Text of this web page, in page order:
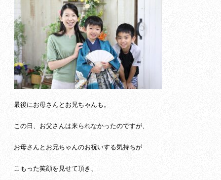
最後にお母さんとお兄ちゃんも。
この日、お父さんは来られなかったのですが、
お母さんとお兄ちゃんのお祝いする気持ちが
こもった笑顔を見せて頂き、